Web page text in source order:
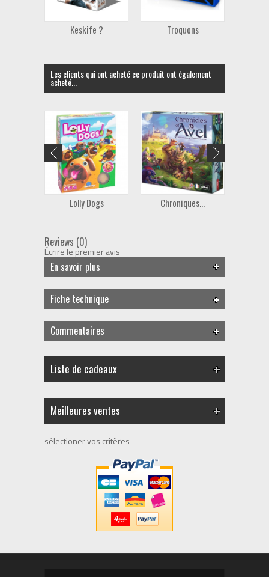
Keskife ? Troquons
Les clients qui ont acheté ce produit ont également
acheté...
Lolly Dogs Chroniques...
Reviews (0)
Écrire le premier avis
En savoir plus
Fiche technique
Commentaires
Liste de cadeaux
Meilleures ventes
sélectioner vos critères